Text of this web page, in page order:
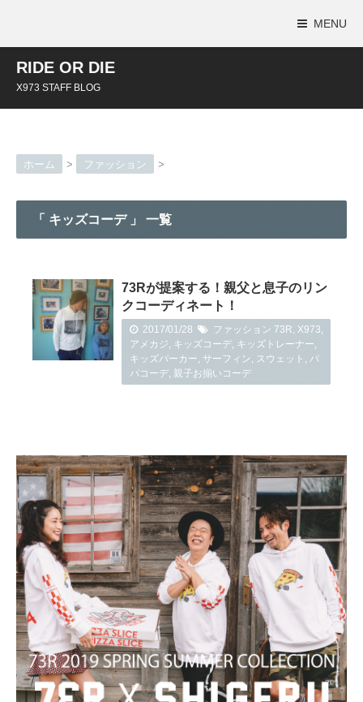
MENU
RIDE OR DIE
X973 STAFF BLOG
ホーム > ファッション >
「 キッズコーデ 」 一覧
73Rが提案する！親父と息子のリン
クコーディネート！
2017/01/28 ファッション 73R,X973,
アメカジ,キッズコーデ,キッズトレーナー,
キッズパーカー,サーフィン,スウェット,パ
パコーデ,親子お揃いコーデ